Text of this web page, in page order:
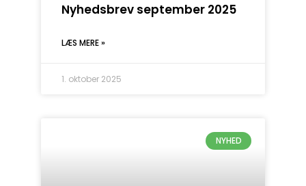
Nyhedsbrev september 2025
LÆS MERE »
1. oktober 2025
NYHED